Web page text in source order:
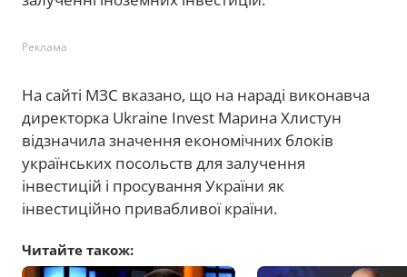
Реклама
На сайті МЗС вказано, що на нараді виконавча
директорка Ukraine Invest Марина Хлистун
відзначила значення економічних блоків
українських посольств для залучення
інвестицій і просування України як
інвестиційно привабливої країни.
Читайте також: